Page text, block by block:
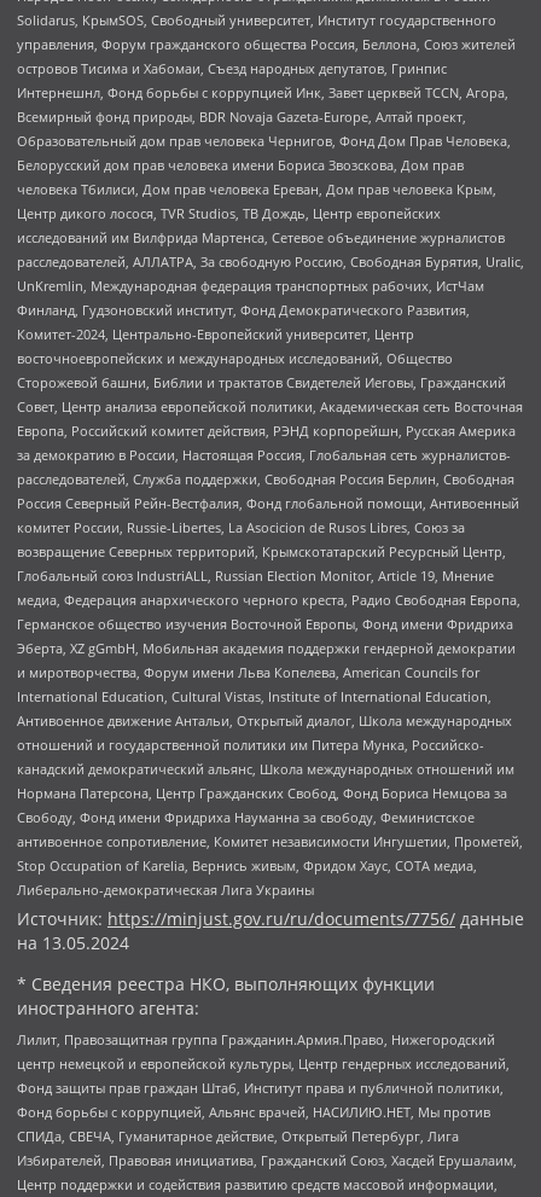
Solidarus, КрымSOS, Свободный университет, Институт государственного
управления, Форум гражданского общества Россия, Беллона, Союз жителей
островов Тисима и Хабомаи, Съезд народных депутатов, Гринпис
Интернешнл, Фонд борьбы с коррупцией Инк, Завет церквей TCCN, Агора,
Всемирный фонд природы, BDR Novaja Gazeta-Europe, Алтай проект,
Образовательный дом прав человека Чернигов, Фонд Дом Прав Человека,
Белорусский дом прав человека имени Бориса Звозскова, Дом прав
человека Тбилиси, Дом прав человека Ереван, Дом прав человека Крым,
Центр дикого лосося, TVR Studios, ТВ Дождь, Центр европейских
исследований им Вилфрида Мартенса, Сетевое объединение журналистов
расследователей, АЛЛАТРА, За свободную Россию, Свободная Бурятия, Uralic,
UnKremlin, Международная федерация транспортных рабочих, ИстЧам
Финланд, Гудзоновский институт, Фонд Демократического Развития,
Комитет-2024, Центрально-Европейский университет, Центр
восточноевропейских и международных исследований, Общество
Сторожевой башни, Библии и трактатов Свидетелей Иеговы, Гражданский
Совет, Центр анализа европейской политики, Академическая сеть Восточная
Европа, Российский комитет действия, РЭНД корпорейшн, Русская Америка
за демократию в России, Настоящая Россия, Глобальная сеть журналистов-
расследователей, Служба поддержки, Свободная Россия Берлин, Свободная
Россия Северный Рейн-Вестфалия, Фонд глобальной помощи, Антивоенный
комитет России, Russie-Libertes, La Asocicion de Rusos Libres, Союз за
возвращение Северных территорий, Крымскотатарский Ресурсный Центр,
Глобальный союз IndustriALL, Russian Election Monitor, Article 19, Мнение
медиа, Федерация анархического черного креста, Радио Свободная Европа,
Германское общество изучения Восточной Европы, Фонд имени Фридриха
Эберта, XZ gGmbH, Мобильная академия поддержки гендерной демократии
и миротворчества, Форум имени Льва Копелева, American Councils for
International Education, Cultural Vistas, Institute of International Education,
Антивоенное движение Антальи, Открытый диалог, Школа международных
отношений и государственной политики им Питера Мунка, Российско-
канадский демократический альянс, Школа международных отношений им
Нормана Патерсона, Центр Гражданских Свобод, Фонд Бориса Немцова за
Свободу, Фонд имени Фридриха Науманна за свободу, Феминистское
антивоенное сопротивление, Комитет независимости Ингушетии, Прометей,
Stop Occupation of Karelia, Вернись живым, Фридом Хаус, СОТА медиа,
Либерально-демократическая Лига Украины
Источник: https://minjust.gov.ru/ru/documents/7756/ данные
на 13.05.2024
* Сведения реестра НКО, выполняющих функции
иностранного агента:
Лилит, Правозащитная группа Гражданин.Армия.Право, Нижегородский
центр немецкой и европейской культуры, Центр гендерных исследований,
Фонд защиты прав граждан Штаб, Институт права и публичной политики,
Фонд борьбы с коррупцией, Альянс врачей, НАСИЛИЮ.НЕТ, Мы против
СПИДа, СВЕЧА, Гуманитарное действие, Открытый Петербург, Лига
Избирателей, Правовая инициатива, Гражданский Союз, Хасдей Ерушалаим,
Центр поддержки и содействия развитию средств массовой информации,